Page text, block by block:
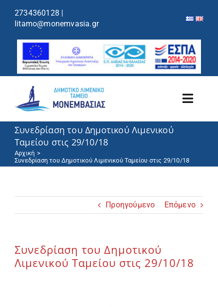
2734360128 |
litamo@monemvasia.gr
Λιμενικό Ταμείο
Λιμάνια/Ελλιμενισμός
Ανακοινώσεις
Επικοινωνία
Συνεδρίαση του Δημοτικού Λιμενικού
Ταμείου στις 29/10/18
Αρχική
Συνεδρίαση του Δημοτικού Λιμενικού Ταμείου στις 29/10/18
Προηγούμενο Επόμενο
Συνεδρίαση του Δημοτικού
Λιμενικού Ταμείου στις 29/10/18